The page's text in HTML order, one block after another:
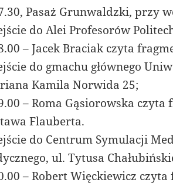
Pasaż Grunwaldzki, przy
do Alei Profesorów
– Jacek Braciak czyta
do gmachu głównego
Kamila Norwida 25;
– Roma Gąsiorowska
Flauberta.
do Centrum Symulacji
ul. Tytusa
– Robert Więckiewicz